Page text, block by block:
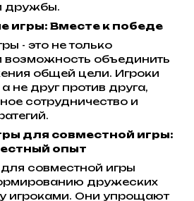
дружбы.
игры: Вместе к победе
- это не только
возможность объединить
общей цели. Игроки
не друг против друга,
сотрудничество и
для совместной игры:
опыт
совместной игры
дружеских
игроками. Они упрощают